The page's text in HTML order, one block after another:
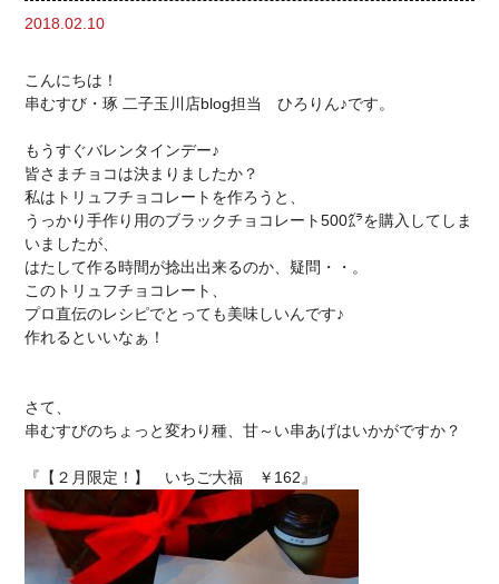
2018.02.10
こんにちは！
串むすび・琢 二子玉川店blog担当ひろりん♪です。
もうすぐバレンタインデー♪
皆さまチョコは決まりましたか？
私はトリュフチョコレートを作ろうと、
うっかり手作り用のブラックチョコレート500㌘を購入してしま
いましたが、
はたして作る時間が捻出出来るのか、疑問・・。
このトリュフチョコレート、
プロ直伝のレシピでとっても美味しいんです♪
作れるといいなぁ！
さて、
串むすびのちょっと変わり種、甘～い串あげはいかがですか？
『【２月限定！】 いちご大福 ￥162』